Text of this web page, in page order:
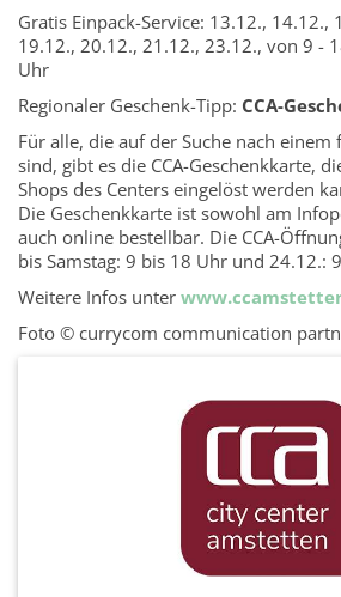
Gratis Einpack-Service: 13.12., 14.12.,
19.12., 20.12., 21.12., 23.12., von 9 -
Uhr
Regionaler Geschenk-Tipp: CCA-
Für alle, die auf der Suche nach einem
sind, gibt es die CCA-Geschenkkarte,
Shops des Centers eingelöst werden
Die Geschenkkarte ist sowohl am
auch online bestellbar. Die CCA-
bis Samstag: 9 bis 18 Uhr und 24.12.:
Weitere Infos unter
Foto © currycom communication